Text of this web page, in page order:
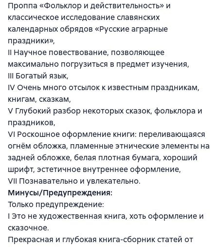
Проппа «Фольклор и действительность» и
классическое исследование славянских
календарных обрядов «Русские аграрные
праздники»,
II Научное повествование, позволяющее
максимально погрузиться в предмет изучения,
III Богатый язык,
IV Очень много отсылок к известным праздникам,
книгам, сказкам,
V Глубокий разбор некоторых сказок, фольклора и
праздников,
VI Роскошное оформление книги: переливающаяся
огнём обложка, пламенные этнические элементы на
задней обложке, белая плотная бумага, хороший
шрифт, эстетичное внутреннее оформление,
VII Познавательно и увлекательно.
Минусы/Предупреждения:
Только предупреждение:
I Это не художественная книга, хоть оформление и
сказочное.
Прекрасная и глубокая книга-сборник статей от